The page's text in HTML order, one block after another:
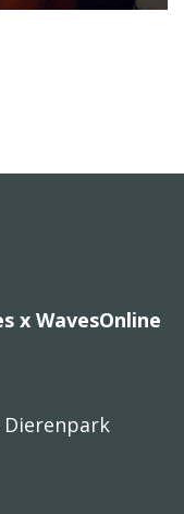
x WavesOnline
Dierenpark